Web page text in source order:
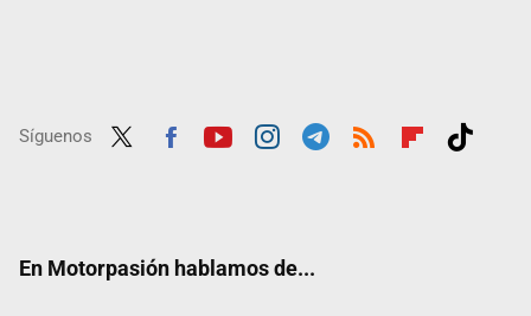
Síguenos
En Motorpasión hablamos de...